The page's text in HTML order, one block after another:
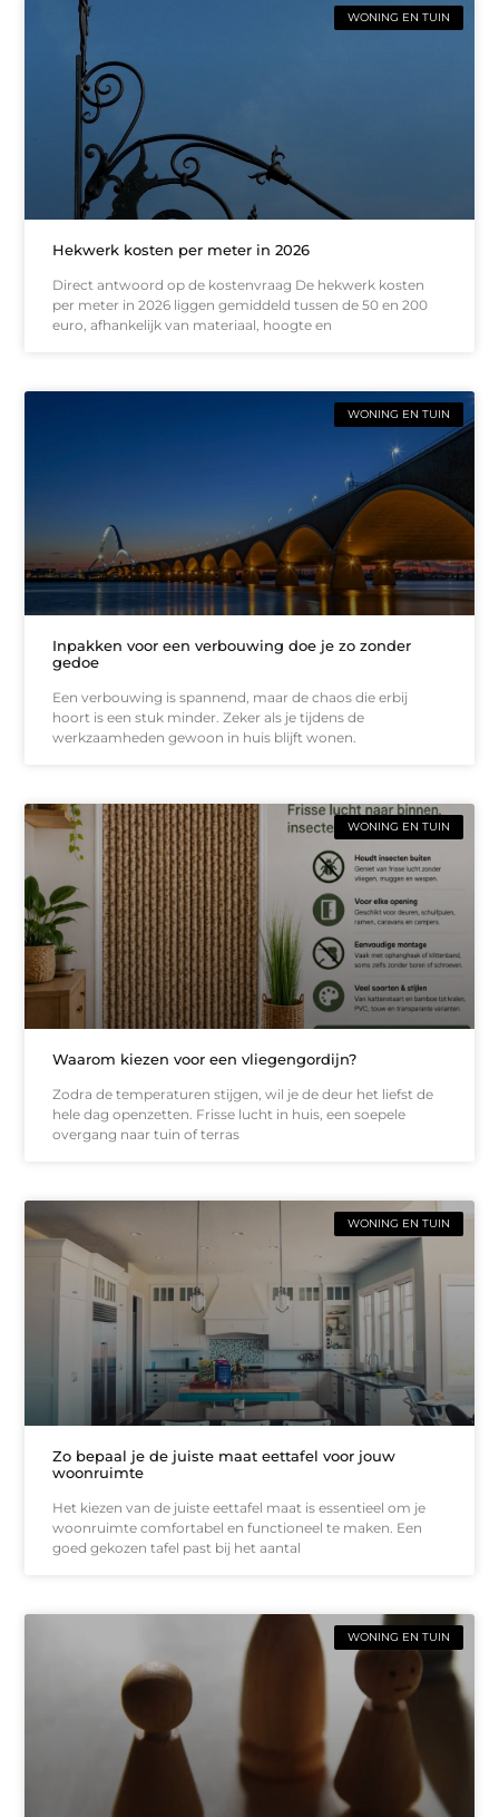
WONING EN TUIN
Hekwerk kosten per meter in 2026
Direct antwoord op de kostenvraag De hekwerk kosten
per meter in 2026 liggen gemiddeld tussen de 50 en 200
euro, afhankelijk van materiaal, hoogte en
WONING EN TUIN
Inpakken voor een verbouwing doe je zo zonder
gedoe
Een verbouwing is spannend, maar de chaos die erbij
hoort is een stuk minder. Zeker als je tijdens de
werkzaamheden gewoon in huis blijft wonen.
WONING EN TUIN
Waarom kiezen voor een vliegengordijn?
Zodra de temperaturen stijgen, wil je de deur het liefst de
hele dag openzetten. Frisse lucht in huis, een soepele
overgang naar tuin of terras
WONING EN TUIN
Zo bepaal je de juiste maat eettafel voor jouw
woonruimte
Het kiezen van de juiste eettafel maat is essentieel om je
woonruimte comfortabel en functioneel te maken. Een
goed gekozen tafel past bij het aantal
WONING EN TUIN